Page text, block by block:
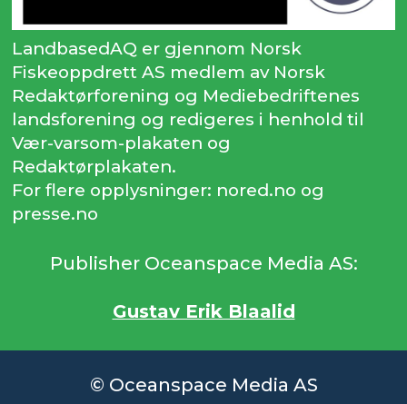
LandbasedAQ er gjennom Norsk
Fiskeoppdrett AS medlem av Norsk
Redaktørforening og Mediebedriftenes
landsforening og redigeres i henhold til
Vær-varsom-plakaten og
Redaktørplakaten.
For flere opplysninger: nored.no og
presse.no
Publisher Oceanspace Media AS:
Gustav Erik Blaalid
© Oceanspace Media AS